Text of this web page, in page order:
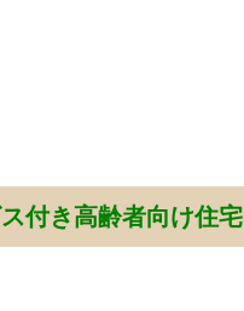
付き高齢者向け住宅